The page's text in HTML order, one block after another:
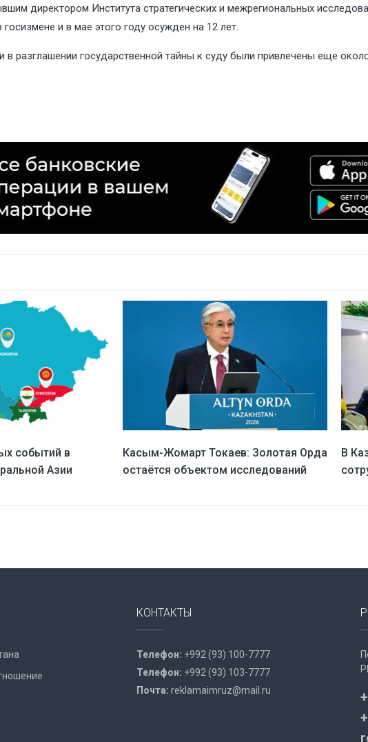
директором Института стратегических и межрегиональных
и в мае этого году осужден на 12 лет.
разглашении государственной тайны к суду были привлечены еще
событий в
Азии
Касым-Жомарт Токаев: Золотая Орда
остаётся объектом исследований
В
КОНТАКТЫ
Телефон: +992 (93) 100-7777
Телефон: +992 (93) 103-7777
Почта: reklamaimruz@mail.ru